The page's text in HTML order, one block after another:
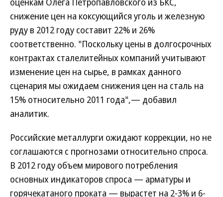
снижение цен на коксующийся уголь и железную
руду в 2012 году составит 22% и 26%
соответственно. "Поскольку цены в долгосрочных
контрактах сталелитейных компаний учитывают
изменение цен на сырье, в рамках данного
сценария мы ожидаем снижения цен на сталь на
15% относительно 2011 года",— добавил
аналитик.
Российские металлурги ожидают коррекции, но не
соглашаются с прогнозами относительно спроса.
В 2012 году объем мирового потребления
основных индикаторов спроса — арматуры и
горячекатаного проката — вырастет на 2-3% и 6-